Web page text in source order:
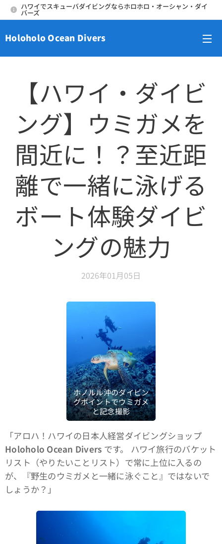
ハワイでスキューバダイビングならホロホロ・オーシャン・ダイ
バーズ
Holoholo Ocean Divers
【ハワイ・ダイビ
ング】ウミガメを
間近に！？至近距
離で一緒に泳げる
ボート体験ダイビ
ングの魅力
2026年01月05日
ホノルル沖のダイビン
グポイントでウミガメ
と記念撮影
「アロハ！ハワイの日本人経営ダイビングショップ
Holoholo Ocean Divers です。 ハワイ旅行のバケット
リスト（やりたいことリスト）で常に上位に入るの
が、『野生のウミガメと一緒に泳ぐこと』ではないで
しょうか？」